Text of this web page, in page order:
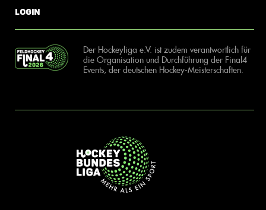
Login
Der Hockeyliga e.V. ist zudem verantwortlich für
die Organisation und Durchführung der Final4
Events, der deutschen Hockey-Meisterschaften.